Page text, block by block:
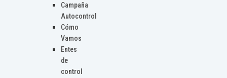
Campaña
Autocontrol
Cómo
Vamos
Entes
de
control